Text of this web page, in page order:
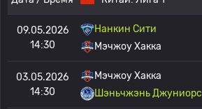
09.05.2026
14:30
Нанкин Сити
Мэчжоу Хакка
03.05.2026
14:30
Мэчжоу Хакка
Шэньчжэнь Джуниорс